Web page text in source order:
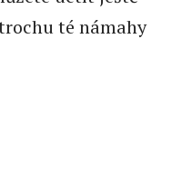
té námahy